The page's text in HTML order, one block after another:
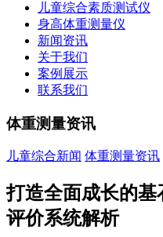
儿童综合素质测试仪
身高体重测量仪
新闻资讯
关于我们
案例展示
联系我们
体重测量资讯
儿童综合新闻 体重测量资讯
打造全面成长的
评价系统解析